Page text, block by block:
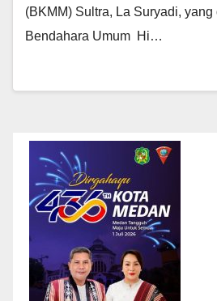
(BKMM) Sultra, La Suryadi,
Bendahara Umum Hi…